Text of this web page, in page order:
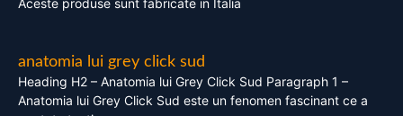
Aceste produse sunt fabricate in Italia
anatomia lui grey click sud
Heading H2 – Anatomia lui Grey Click Sud Paragraph 1 –
Anatomia lui Grey Click Sud este un fenomen fascinant ce a